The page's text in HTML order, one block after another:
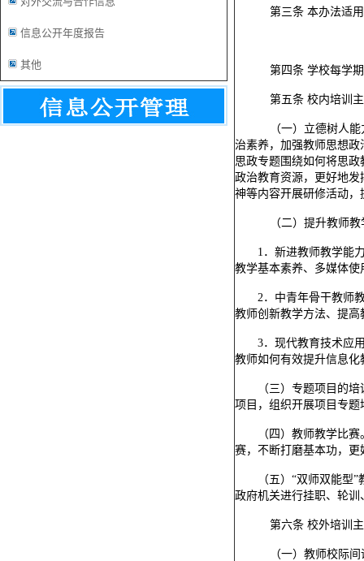
信息公开年度报告
其他
第三条 本办法适
第四条 学校每学
第五条 校内培训
（一）立德树人
治素养，加强教师思想
思政专题围绕如何将思
政治教育资源，更好地
神等内容开展研修活动
（二）提升教师
1．新进教师教学能
教学基本素养、多媒体
2．中青年骨干教师
教师创新教学方法、提
3．现代教育技术应
教师如何有效提升信息
（三）专题项目的
项目，组织开展项目专题
（四）教师教学比
赛，不断打磨基本功，
（五） “双师双能型”
政府机关进行挂职、轮
第六条 校外培训
（一）教师校际